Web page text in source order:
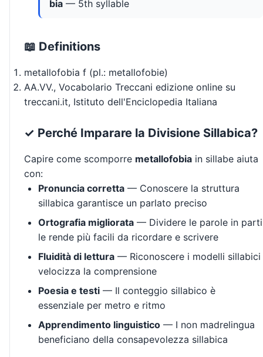
bia — 5th syllable
📖 Definitions
metallofobia f (pl.: metallofobie)
AA.VV., Vocabolario Treccani edizione online su
treccani.it, Istituto dell'Enciclopedia Italiana
✓ Perché Imparare la Divisione Sillabica?
Capire come scomporre metallofobia in sillabe aiuta
con:
Pronuncia corretta — Conoscere la struttura
sillabica garantisce un parlato preciso
Ortografia migliorata — Dividere le parole in parti
le rende più facili da ricordare e scrivere
Fluidità di lettura — Riconoscere i modelli sillabici
velocizza la comprensione
Poesia e testi — Il conteggio sillabico è
essenziale per metro e ritmo
Apprendimento linguistico — I non madrelingua
beneficiano della consapevolezza sillabica